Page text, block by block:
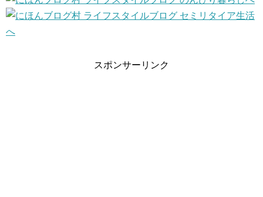
スポンサーリンク